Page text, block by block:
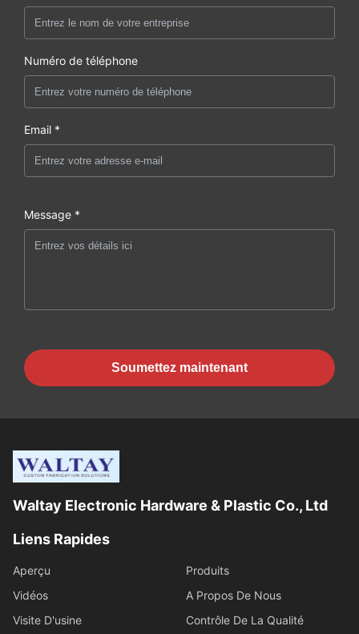
Numéro de téléphone
Email *
Message *
Soumettez maintenant
Waltay Electronic Hardware & Plastic Co., Ltd
Liens Rapides
Aperçu
Produits
Vidéos
A Propos De Nous
Visite D'usine
Contrôle De La Qualité